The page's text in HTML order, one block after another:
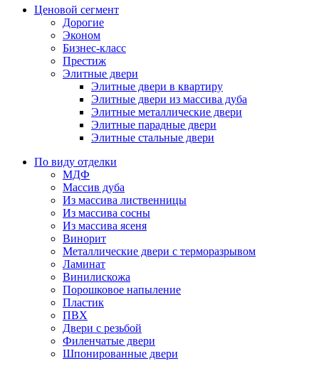
Ценовой сегмент
Дорогие
Эконом
Бизнес-класс
Престиж
Элитные двери
Элитные двери в квартиру
Элитные двери из массива дуба
Элитные металлические двери
Элитные парадные двери
Элитные стальные двери
По виду отделки
МДФ
Массив дуба
Из массива лиственницы
Из массива сосны
Из массива ясеня
Винорит
Металлические двери с терморазрывом
Ламинат
Винилискожа
Порошковое напыление
Пластик
ПВХ
Двери с резьбой
Филенчатые двери
Шпонированные двери